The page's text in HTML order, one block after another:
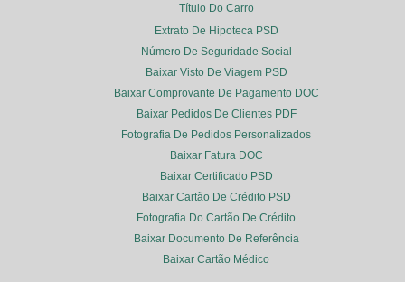
Título Do Carro
Extrato De Hipoteca PSD
Número De Seguridade Social
Baixar Visto De Viagem PSD
Baixar Comprovante De Pagamento DOC
Baixar Pedidos De Clientes PDF
Fotografia De Pedidos Personalizados
Baixar Fatura DOC
Baixar Certificado PSD
Baixar Cartão De Crédito PSD
Fotografia Do Cartão De Crédito
Baixar Documento De Referência
Baixar Cartão Médico